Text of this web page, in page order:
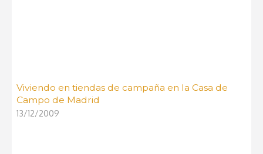
Viviendo en tiendas de campaña en la Casa de
Campo de Madrid
13/12/2009